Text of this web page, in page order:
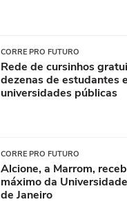
CORRE PRO FUTURO
Rede de cursinhos
dezenas de estudantes
universidades públicas
CORRE PRO FUTURO
Alcione, a Marrom,
máximo da
de Janeiro